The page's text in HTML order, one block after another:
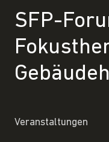
SFP-
Veranstaltungen